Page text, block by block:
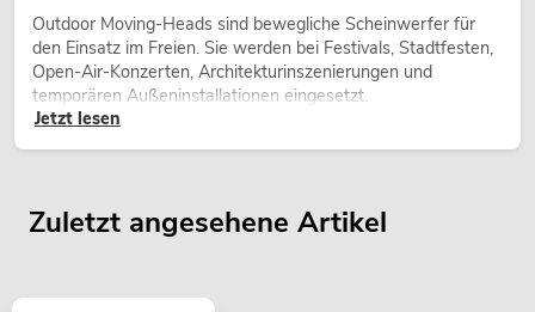
Outdoor Moving-Heads sind bewegliche Scheinwerfer für
den Einsatz im Freien. Sie werden bei Festivals, Stadtfesten,
Open-Air-Konzerten, Architekturinszenierungen und
temporären Außeninstallationen eingesetzt.
Jetzt lesen
Zuletzt angesehene Artikel